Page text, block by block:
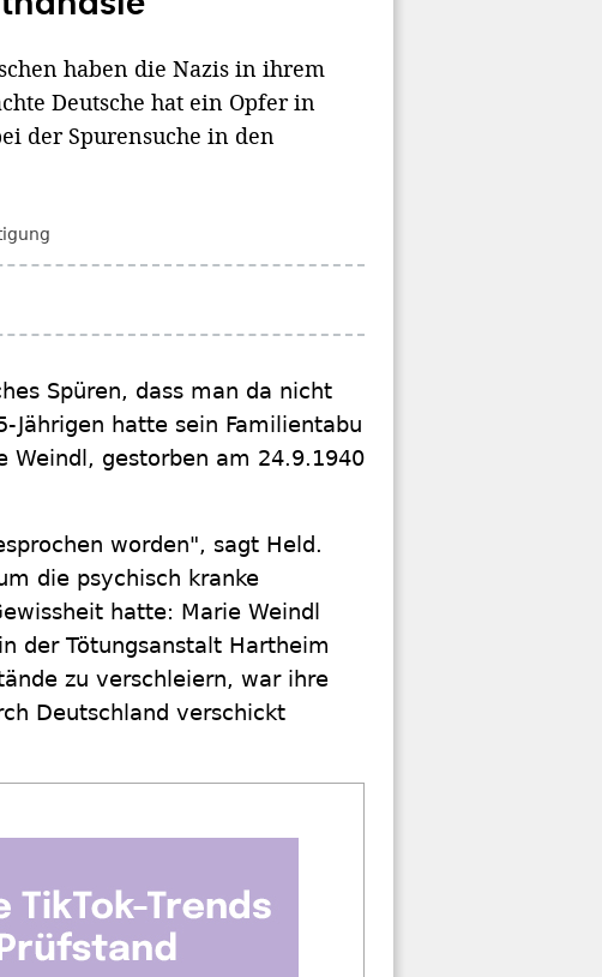
haben die Nazis in ihrem
Deutsche hat ein Opfer in
der Spurensuche in den
Spüren, dass man da nicht
Jährigen hatte sein Familientabu
Weindl, gestorben am 24.9.1940
worden", sagt Held.
die psychisch kranke
hatte: Marie Weindl
der Tötungsanstalt Hartheim
zu verschleiern, war ihre
Deutschland verschickt